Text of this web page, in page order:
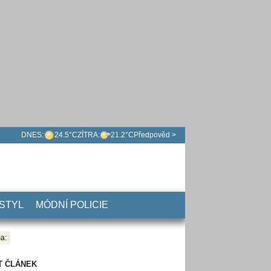
DNES: 24.5°CZÍTRA: 21.2°C Předpověd >
MÓDNÍ POLICIE
ČLÁNEK